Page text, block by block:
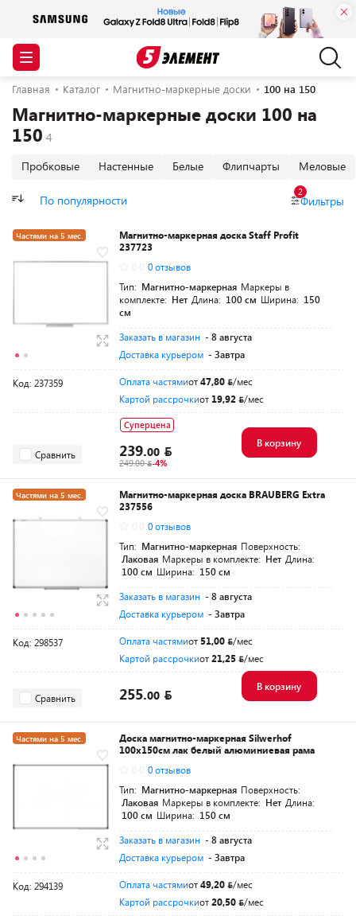
Главная Каталог Магнитно-маркерные доски 100 на 150
Магнитно-маркерные доски 100 на
150
Пробковые Настенные Белые Флипчарты Меловые
По популярности Фильтры
2
Частями на 5 мес.
Магнитно-маркерная доска Staff Profit
237723
0 отзывов
Тип: Магнитно-маркерная Маркеры в
комплекте: Нет Длина: 100 см Ширина: 150
см
Заказать в магазин - 8 августа
Доставка курьером - Завтра
Код: 237359 Оплата частямиот47,80
/мес
Картой рассрочкиот 19,92 /мес
Сравнить
Суперцена
239.00
249.00 -4%
В корзину
Частями на 5 мес.
Магнитно-маркерная доска BRAUBERG Extra
237556
0 отзывов
Тип: Магнитно-маркерная Поверхность:
Лаковая Маркеры в комплекте: Нет Длина:
100 см Ширина: 150 см
Заказать в магазин - 8 августа
Доставка курьером - Завтра
Код: 298537 Оплата частямиот 51,00
/мес
Картой рассрочкиот21,25 /мес
Сравнить 255.00
В корзину
Частями на 5 мес.
Доска магнитно-маркерная Silwerhof
100x150см лак белый алюминиевая рама
0 отзывов
Тип: Магнитно-маркерная Поверхность:
Лаковая Маркеры в комплекте: Нет Длина:
100 см Ширина: 150 см
Заказать в магазин - 8 августа
Доставка курьером - Завтра
Код: 294139 Оплата частямиот49,20
/мес
Картой рассрочкиот20,50 /мес